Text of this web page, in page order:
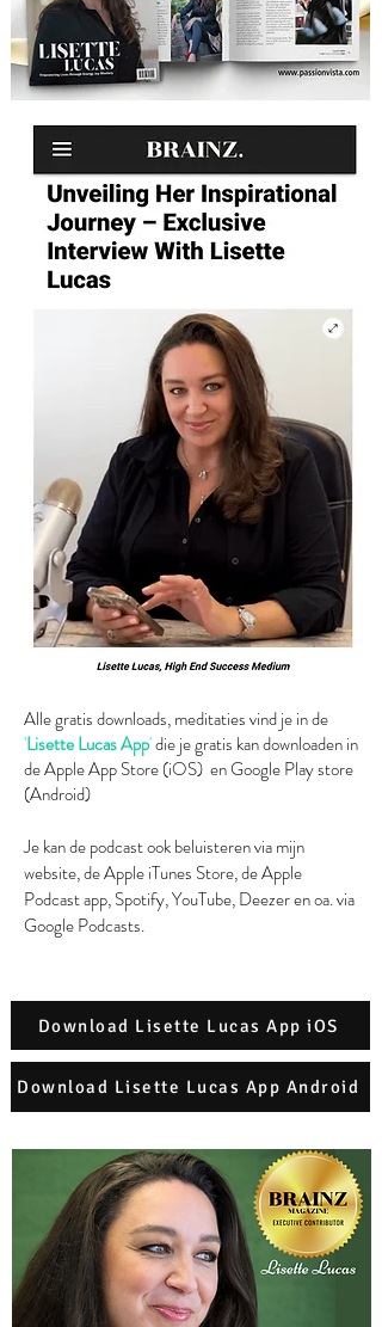
Alle gratis downloads, meditaties vind je in de
'Lisette Lucas App'die je gratis kan downloaden in
de Apple App Store (iOS) en Google Play store
(Android)
Je kan de podcast ook beluisteren via mijn
website, de Apple iTunes Store, de Apple
Podcast app, Spotify, YouTube, Deezer en oa. via
Google Podcasts.
Download Lisette Lucas App iOS
Download Lisette Lucas App Android